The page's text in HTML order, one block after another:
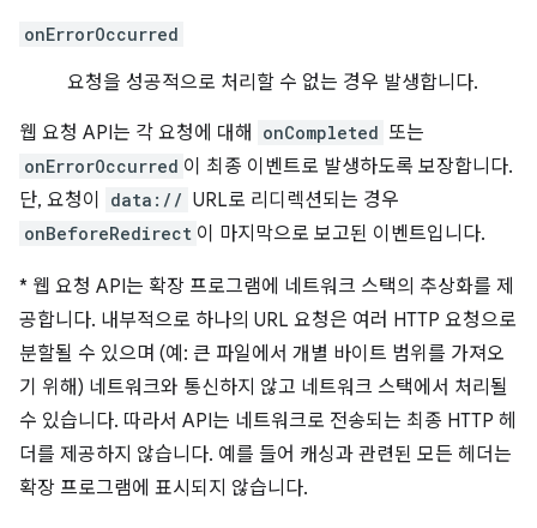
onErrorOccurred
요청을 성공적으로 처리할 수 없는 경우 발생합니다.
웹 요청 API는 각 요청에 대해 onCompleted 또는
onErrorOccurred 이 최종 이벤트로 발생하도록 보장합니다.
단, 요청이
data:// URL로 리디렉션되는 경우
onBeforeRedirect 이 마지막으로 보고된 이벤트입니다.
* 웹 요청 API는 확장 프로그램에 네트워크 스택의 추상화를 제
공합니다. 내부적으로 하나의 URL 요청은 여러 HTTP 요청으로
분할될 수 있으며 (예: 큰 파일에서 개별 바이트 범위를 가져오
기 위해) 네트워크와 통신하지 않고 네트워크 스택에서 처리될
수 있습니다. 따라서 API는 네트워크로 전송되는 최종 HTTP 헤
더를 제공하지 않습니다. 예를 들어 캐싱과 관련된 모든 헤더는
확장 프로그램에 표시되지 않습니다.